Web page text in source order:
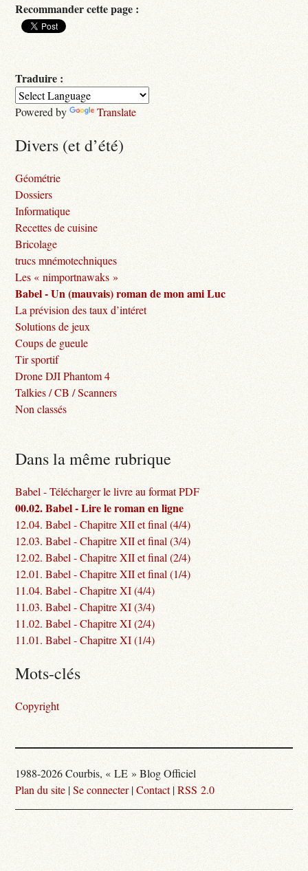
Recommander cette page :
Traduire :
Powered by Translate
Divers (et d’été)
Géométrie
Dossiers
Informatique
Recettes de cuisine
Bricolage
trucs mnémotechniques
Les « nimportnawaks »
Babel - Un (mauvais) roman de mon ami Luc
La prévision des taux d’intéret
Solutions de jeux
Coups de gueule
Tir sportif
Drone DJI Phantom 4
Talkies / CB / Scanners
Non classés
Dans la même rubrique
Babel - Télécharger le livre au format PDF
00.02. Babel - Lire le roman en ligne
12.04. Babel - Chapitre XII et final (4/4)
12.03. Babel - Chapitre XII et final (3/4)
12.02. Babel - Chapitre XII et final (2/4)
12.01. Babel - Chapitre XII et final (1/4)
11.04. Babel - Chapitre XI (4/4)
11.03. Babel - Chapitre XI (3/4)
11.02. Babel - Chapitre XI (2/4)
11.01. Babel - Chapitre XI (1/4)
Mots-clés
Copyright
1988-2026 Courbis, « LE » Blog Officiel
Plan du site |Se connecter|Contact|RSS 2.0